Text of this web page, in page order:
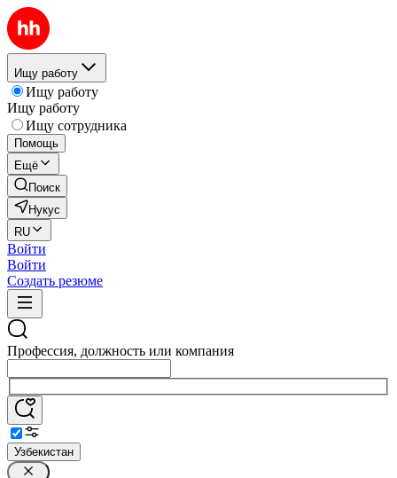
Ищу работу
Ищу работу
Ищу работу
Ищу сотрудника
Помощь
Ещё
Поиск
Нукус
RU
Войти
Войти
Создать резюме
Профессия, должность или компания
Узбекистан